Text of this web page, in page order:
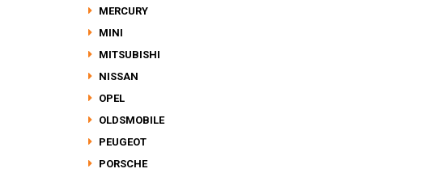
MERCURY
MINI
MITSUBISHI
NISSAN
OPEL
OLDSMOBILE
PEUGEOT
PORSCHE